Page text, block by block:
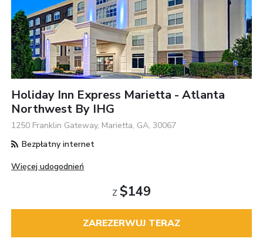
Holiday Inn Express Marietta - Atlanta
Northwest By IHG
1250 Franklin Gateway, Marietta, GA, 30067
Bezpłatny internet
Więcej udogodnień
Z $149
ZAREZERWUJ TERAZ